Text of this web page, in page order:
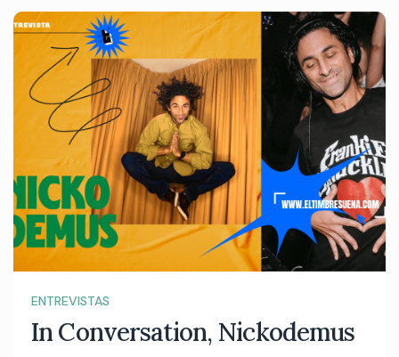
ENTREVISTAS
In Conversation, Nickodemus